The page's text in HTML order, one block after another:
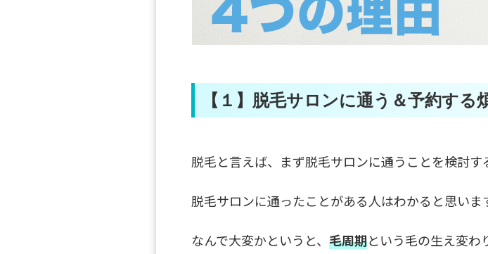
【１】脱毛サロンに通う＆予約する
脱毛と言えば、まず脱毛サロンに通うことを検討
脱毛サロンに通ったことがある人はわかると思い
なんで大変かというと、 毛周期という毛の生え変